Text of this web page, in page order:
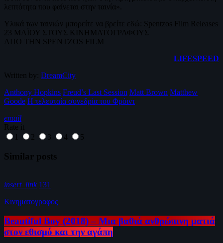
λεπτότητα που φαίνεται στην ταινία».
Υλικά των ταινιών μπορείτε να βρείτε εδώ: Spentzos Film Releases
23 ΜΑΪΟΥ ΣΤΟΥΣ ΚΙΝΗΜΑΤΟΓΡΑΦΟΥΣ
ΑΠΟ ΤΗΝ SPENTZOS FILM
LIFESPEED
Written by: DreamCity
Anthony Hopkins Freud’s Last Session Matt Brown Matthew
Goode Η τελευταία συνεδρία του Φρόιντ
email
Rate it
1
2 3 4 5
Similar posts
insert_link 131
Κινηματογραφος
Beautiful Boy (2018) – Μια βαθιά ανθρώπινη ματιά
στον εθισμό και την αγάπη